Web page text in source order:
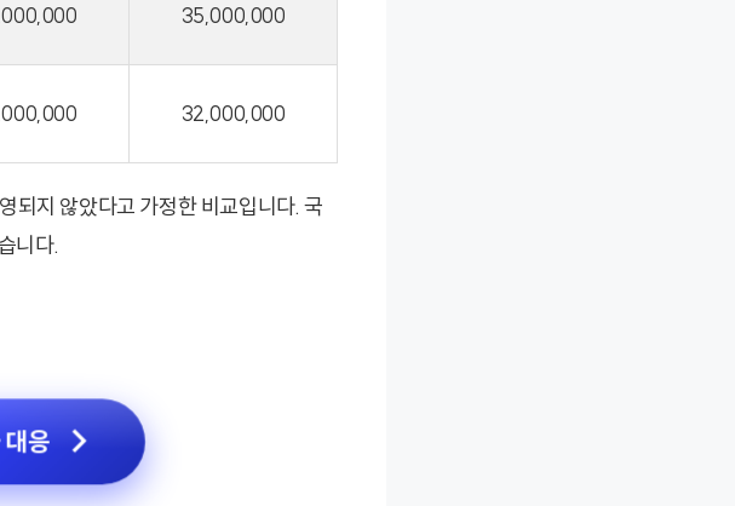
35,000,000
32,000,000
되지 않았다고 가정한 비교입니다. 국
니다.
대응